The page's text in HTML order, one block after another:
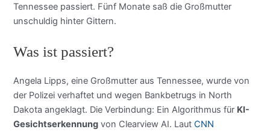
Tennessee passiert. Fünf Monate saß die Großmutter
unschuldig hinter Gittern.
Was ist passiert?
Angela Lipps, eine Großmutter aus Tennessee, wurde von
der Polizei verhaftet und wegen Bankbetrugs in North
Dakota angeklagt. Die Verbindung: Ein Algorithmus für KI-
Gesichtserkennung von Clearview AI. LautCNN